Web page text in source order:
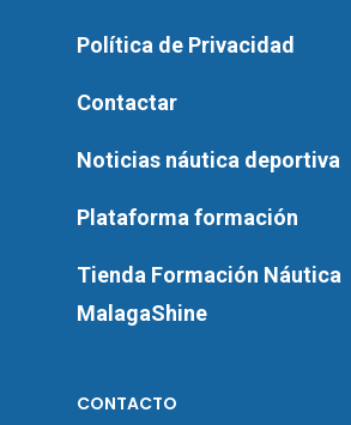
Política de Privacidad
Contactar
Noticias náutica deportiva
Plataforma formación
Tienda Formación Náutica
MalagaShine
CONTACTO